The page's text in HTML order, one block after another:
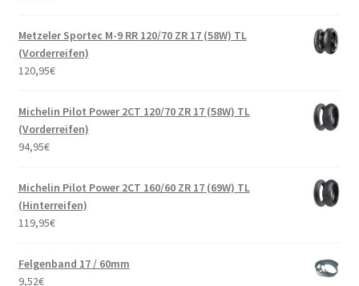
Metzeler Sportec M-9 RR 120/70 ZR 17 (58W) TL
(Vorderreifen)
120,95€
Michelin Pilot Power 2CT 120/70 ZR 17 (58W) TL
(Vorderreifen)
94,95€
Michelin Pilot Power 2CT 160/60 ZR 17 (69W) TL
(Hinterreifen)
119,95€
Felgenband 17 / 60mm
9,52€